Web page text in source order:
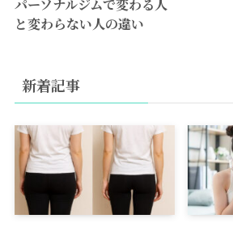
パーソナルジムで変わる人
と変わらない人の違い
新着記事